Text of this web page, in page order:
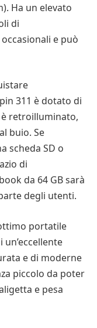
Ha un elevato
di
e può
311 è dotato di
è retroilluminato,
buio. Se
scheda SD o
di
da 64 GB sarà
degli utenti.
portatile
e di moderne
piccolo da poter
e pesa